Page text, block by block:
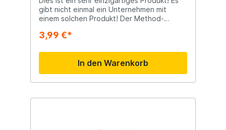
gibt nicht einmal ein Unternehmen mit
einem solchen Produkt! Der Method-
Köderplattform des Feeders befestigt
Leine mit Pop-Up zwischen den beiden
Clips befestigt werden. Dies sorgt für eine
optimale Köderpräsentation und ermöglicht
zudem eine einfache Variation der Länge
Futterkorb. Egal, ob Sie direkt über dem
3,99 €*
In den Warenkorb